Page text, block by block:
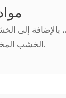
بالإضافة إلى
الخشب المختلفة للاختيار من بينها، لتلبية احتياجاتك في التخصيص.